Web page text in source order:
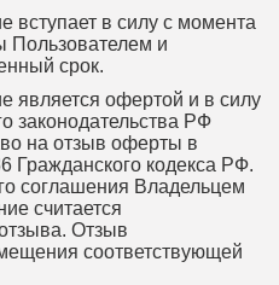
в силу с момента
Пользователем и
срок.
является офертой и в силу
законодательства РФ
на отзыв оферты в
Гражданского кодекса РФ.
соглашения Владельцем
считается
Отзыв
соответствующей